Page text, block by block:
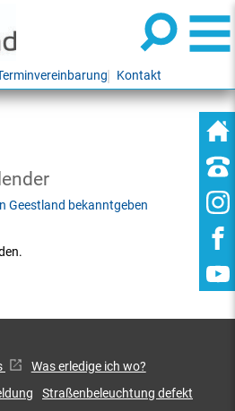
Kontakt
Geestland bekanntgeben
Was erledige ich wo?
Straßenbeleuchtung defekt